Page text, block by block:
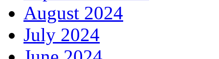
August 2024
July 2024